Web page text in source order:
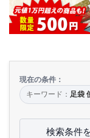
現在の条件：
キーワード： 足袋
検索条件